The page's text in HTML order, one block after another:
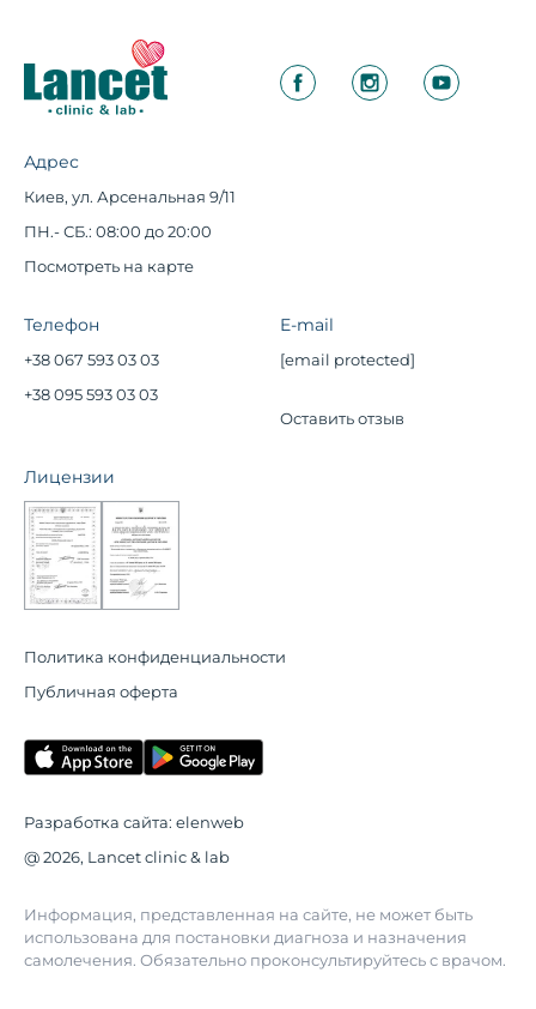
Адрес
Киев, ул. Арсенальная 9/11
ПН.- СБ.: 08:00 до 20:00
Посмотреть на карте
Телефон
+38 067 593 03 03
+38 095 593 03 03
E-mail
[email protected]
Оставить отзыв
Лицензии
Политика конфиденциальности
Публичная оферта
Разработка сайта: elenweb
@ 2026, Lancet clinic & lab
Информация, представленная на сайте, не может быть
использована для постановки диагноза и назначения
самолечения. Обязательно проконсультируйтесь с врачом.